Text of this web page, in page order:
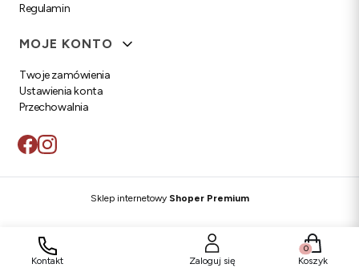
Regulamin
MOJE KONTO
Twoje zamówienia
Ustawienia konta
Przechowalnia
Sklep internetowy Shoper Premium
Kontakt Zaloguj się
Produkty
Koszyk